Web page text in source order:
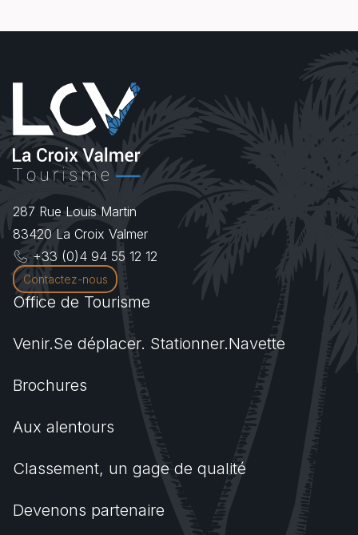
287 Rue Louis Martin
83420 La Croix Valmer
+33 (0)4 94 55 12 12
Contactez-nous
Office de Tourisme
Venir.Se déplacer. Stationner.Navette
Brochures
Aux alentours
Classement, un gage de qualité
Devenons partenaire